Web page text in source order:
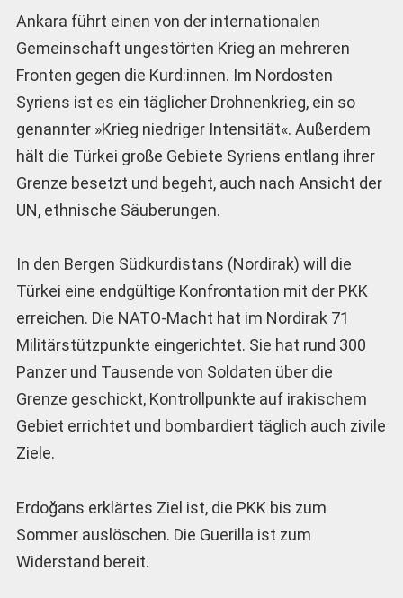
Ankara führt einen von der internationalen
Gemeinschaft ungestörten Krieg an mehreren
Fronten gegen die Kurd:innen. Im Nordosten
Syriens ist es ein täglicher Drohnenkrieg, ein so
genannter »Krieg niedriger Intensität«. Außerdem
hält die Türkei große Gebiete Syriens entlang ihrer
Grenze besetzt und begeht, auch nach Ansicht der
UN, ethnische Säuberungen.
In den Bergen Südkurdistans (Nordirak) will die
Türkei eine endgültige Konfrontation mit der PKK
erreichen. Die NATO-Macht hat im Nordirak 71
Militärstützpunkte eingerichtet. Sie hat rund 300
Panzer und Tausende von Soldaten über die
Grenze geschickt, Kontrollpunkte auf irakischem
Gebiet errichtet und bombardiert täglich auch zivile
Ziele.
Erdoğans erklärtes Ziel ist, die PKK bis zum
Sommer auslöschen. Die Guerilla ist zum
Widerstand bereit.